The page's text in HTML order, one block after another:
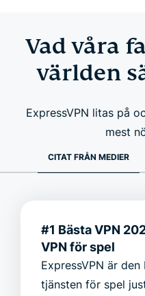
Vad våra
världen
ExpressVPN litas på
mest
CITAT FRÅN MEDIER
#1 Bästa VPN
VPN för spel
ExpressVPN är
tjänsten för spel